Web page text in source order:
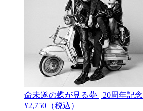
命未遂の蝶が見る夢 | 20周年記念
¥2,750（税込）